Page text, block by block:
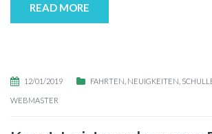
READ MORE
12/01/2019 FAHRTEN NEUIGKEITEN
WEBMASTER